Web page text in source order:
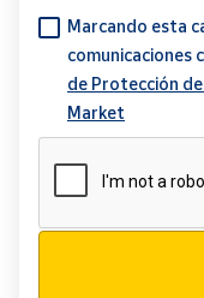
Marcando esta
comunicaciones
de Protección
Market